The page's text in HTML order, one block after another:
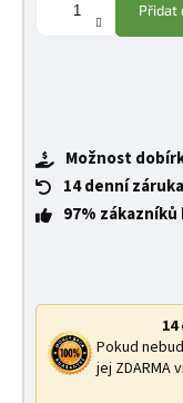
Přidat
Možnost
14 denní
97% zákazníků
Pokud
jej ZDARMA